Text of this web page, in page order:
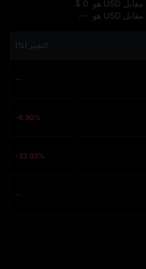
$ 0
--
التغيير (%)
--
-6.90%
-33.93%
--